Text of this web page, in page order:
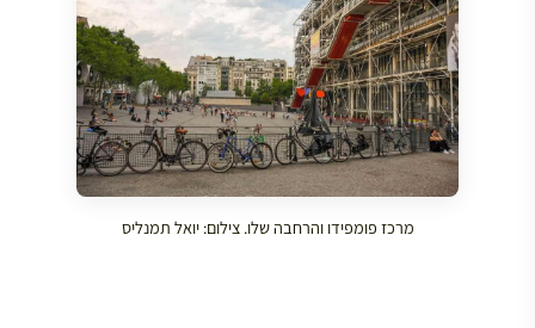
מרכז פומפידו והרחבה שלו. צילום: יואל תמנליס